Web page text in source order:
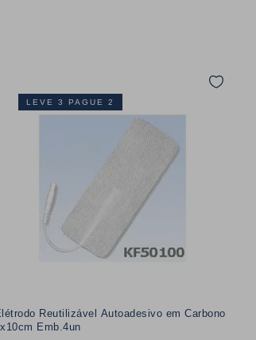
LEVE 3 PAGUE 2
Reutilizável Autoadesivo em Carbono
Emb.4un